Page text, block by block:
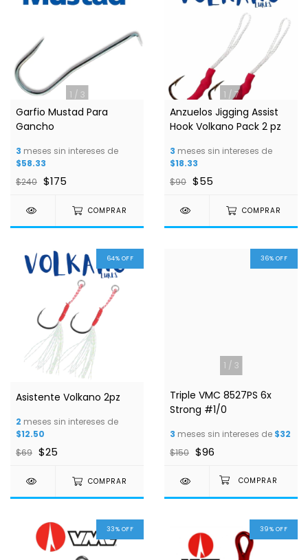
1 / 3
Garfio Mustad Para
Gancho
3 meses sin intereses de
$58.33
$240 $175
COMPRAR
1 /7
Anzuelos Jigging Assist
Hook Volkano Pack 2 pz
3 meses sin intereses de
$18.33
$90 $55
COMPRAR
64% OFF
Asistente Volkano 2pz
2 meses sin intereses de
$12.50
$69 $25
COMPRAR
1 / 3
36% OFF
Triple VMC 8527PS 6x
Strong #1/0
3 meses sin intereses de $32
$150 $96
33% OFF 39% OFF